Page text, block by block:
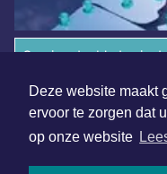
Deze website maakt
ervoor te zorgen dat
op onze website
Overige dagbladen in
Algemene voorwaarden
Disclaimer